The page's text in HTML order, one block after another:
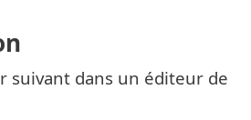
suivant dans un éditeur de